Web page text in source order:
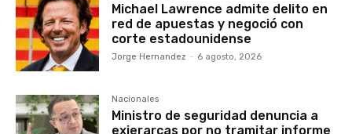
Michael Lawrence admite delito en
red de apuestas y negoció con
corte estadounidense
Jorge Hernandez - 6 agosto, 2026
Nacionales
Ministro de seguridad denuncia a
exjerarcas por no tramitar informe